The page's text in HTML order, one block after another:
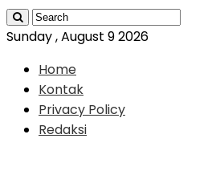
Sunday , August 9 2026
Home
Kontak
Privacy Policy
Redaksi